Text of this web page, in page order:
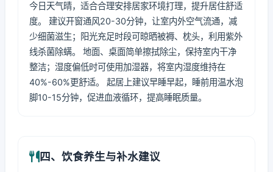
今日天气晴，适合合理安排居家环境打理，提升居住舒适
度。 建议开窗通风20-30分钟，让室内外空气流通，减
少细菌滋生；阳光充足时段可晾晒被褥、枕头，利用紫外
线杀菌除螨。 地面、桌面简单擦拭除尘，保持室内干净
整洁；湿度偏低时可使用加湿器，将室内湿度维持在
40%-60%更舒适。 起居上建议早睡早起，睡前用温水泡
脚10-15分钟，促进血液循环，提高睡眠质量。
四、饮食养生与补水建议